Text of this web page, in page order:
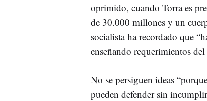
oprimido, cuando Torra es
de 30.000 millones y un
socialista ha recordado que
enseñando requerimientos del
No se persiguen ideas
pueden defender sin